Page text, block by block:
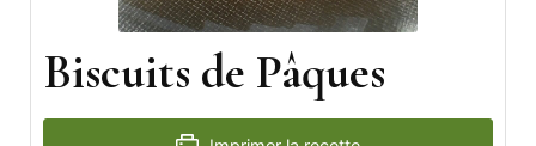
Biscuits de Pâques